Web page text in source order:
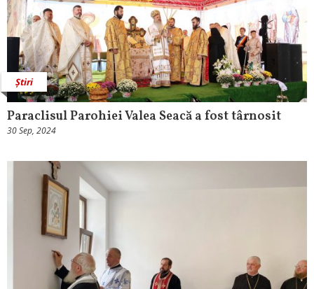
Știri
Paraclisul Parohiei Valea Seacă a fost târnosit
30 Sep, 2024